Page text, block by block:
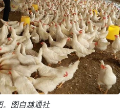
。图自越通社